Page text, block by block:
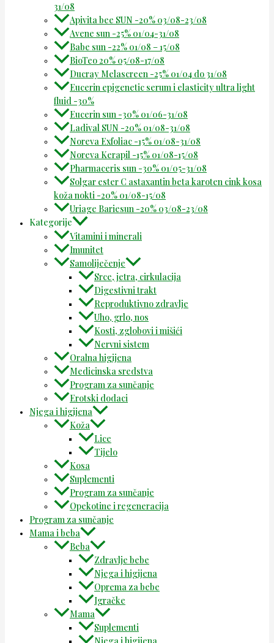
31/08
Apivita bee SUN -20% 03/08-23/08
Avene sun -25% 01/04-31/08
Babe sun -22% 01/08 – 15/08
BioTeo 20% 05/08-17/08
Ducray Melascreen -25% 01/04 do 31/08
Eucerin epigenetic serum i elasticity ultra light
fluid -30%
Eucerin sun -30% 01/06-31/08
Ladival SUN -20% 01/08-31/08
Noreva Exfoliac -15% 01/08-31/08
Noreva Kerapil -15% 01/08-15/08
Pharmaceris sun -30% 01/05-31/08
Solgar ester C astaxantin beta karoten cink kosa
koža nokti -20% 01/08-15/08
Uriage Bariesun -20% 03/08-23/08
Kategorije
Vitamini i minerali
Imunitet
Samoliječenje
Srce, jetra, cirkulacija
Digestivni trakt
Reproduktivno zdravlje
Uho, grlo, nos
Kosti, zglobovi i mišići
Nervni sistem
Oralna higijena
Medicinska sredstva
Program za sunčanje
Erotski dodaci
Njega i higijena
Koža
Lice
Tijelo
Kosa
Suplementi
Program za sunčanje
Opekotine i regeneracija
Program za sunčanje
Mama i beba
Beba
Zdravlje bebe
Njega i higijena
Oprema za bebe
Igračke
Mama
Suplementi